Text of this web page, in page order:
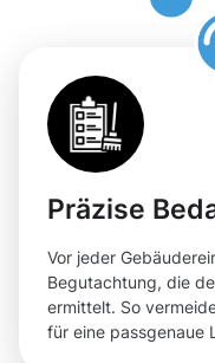
Präzise
Vor jeder
Begutachtung, die
ermittelt. So
für eine passgenaue